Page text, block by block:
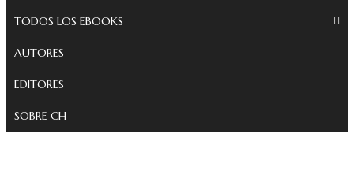
TODOS LOS EBOOKS
AUTORES
EDITORES
SOBRE CH